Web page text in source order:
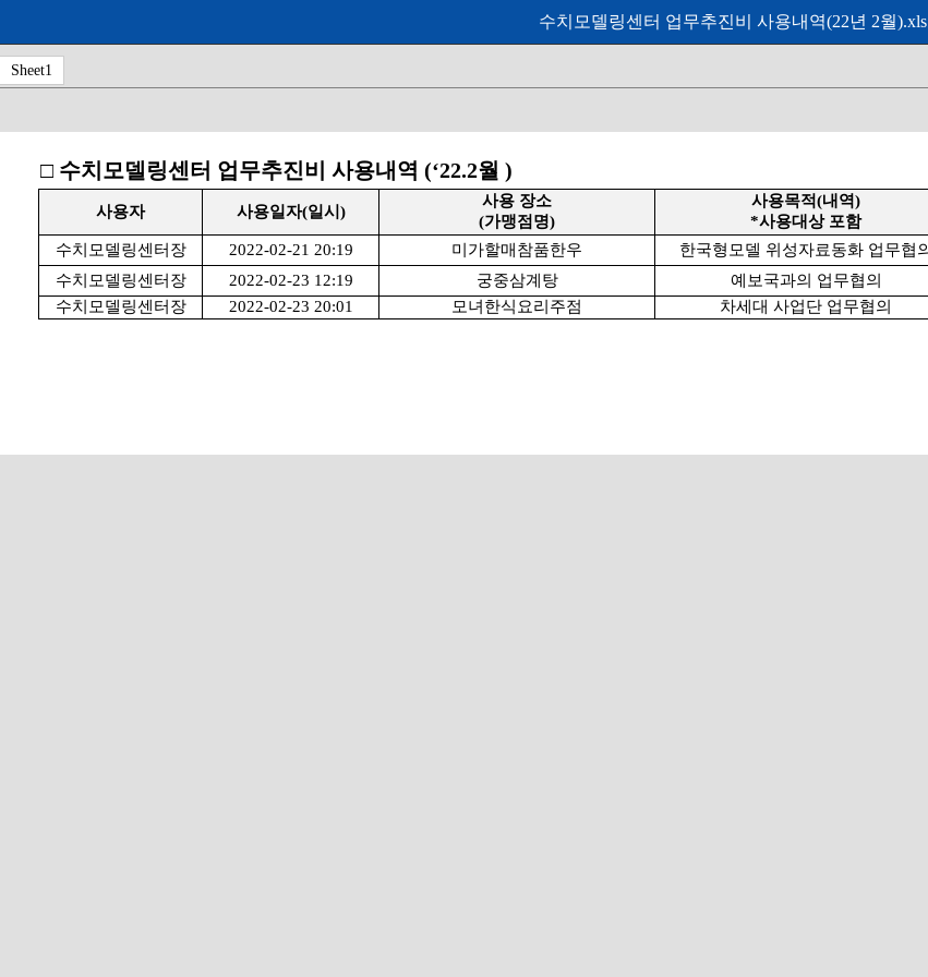
수치모델링센터 업무추진비 사용내역(22년 2월).xls
Sheet1